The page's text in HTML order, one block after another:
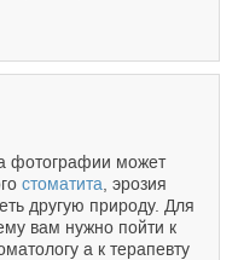
фотографии может
стоматита , эрозия
другую природу. Для
вам нужно пойти к
а к терапевту